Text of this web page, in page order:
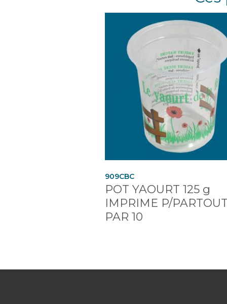
909CBC
POT YAOURT 125 g
IMPRIME P/
PAR 10